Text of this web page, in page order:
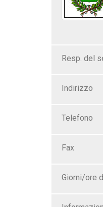
Resp. del
Indirizzo
Telefono
Fax
Giorni/ore